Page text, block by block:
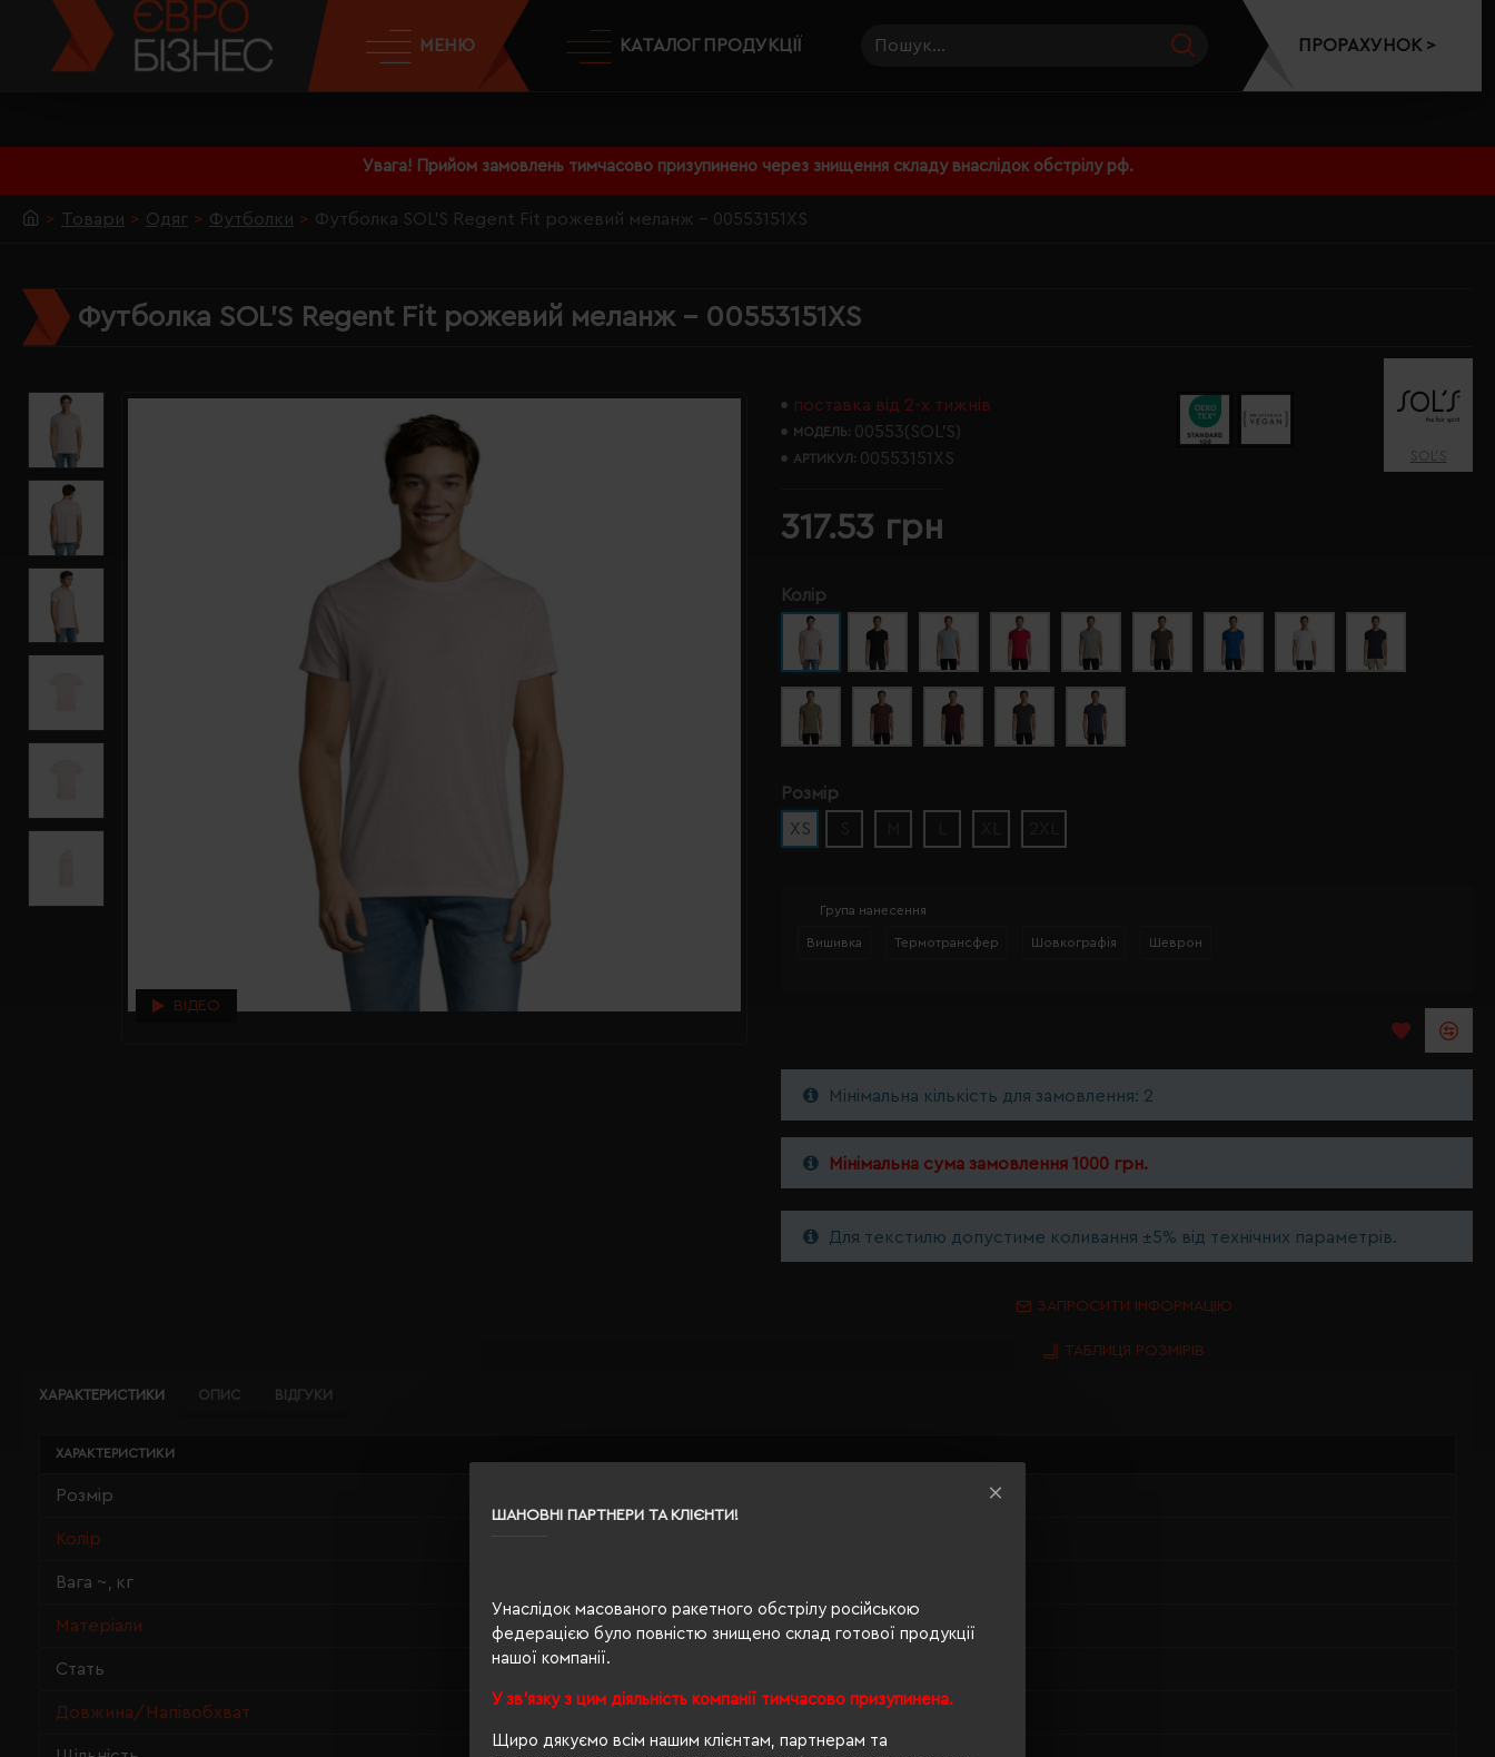
ШАНОВНІ ПАРТНЕРИ ТА КЛІЄНТИ!
Унаслідок масованого ракетного обстрілу російською
федерацією було повністю знищено склад готової продукції
нашої компанії.
У зв'язку з цим діяльність компанії тимчасово призупинена.
Щиро дякуємо всім нашим клієнтам, партнерам та
Увага! Прийом замовлень тимчасово призупинено через знищення складу внаслідок обстрілу рф.
МЕНЮ КАТАЛОГ ПРОДУКЦІЇ ПРОРАХУНОК >
Товари Одяг Футболки Футболка SOL'S Regent Fit рожевий меланж - 00553151XS
Футболка SOL'S Regent Fit рожевий меланж - 00553151XS
ВІДЕО
поставка від 2-х тижнів
МОДЕЛЬ: 00553(SOL’S)
АРТИКУЛ: 00553151XS SOL’S
317.53 грн
Колір
Розмір
XS
Група нанесення
Вишивка Термотрансфер Шовкографія Шеврон
Мінімальна кількість для замовлення: 2
Мінімальна сума замовлення 1000 грн.
Для текстилю допустиме коливання ±5% від технічних параметрів.
ЗАПРОСИТИ ІНФОРМАЦІЮ
ТАБЛИЦЯ РОЗМІРІВ
ХАРАКТЕРИСТИКИ ОПИС ВІДГУКИ
ХАРАКТЕРИСТИКИ
Розмір
Колір
Вага ~, кг
Матеріали 60% бавовна, 40% поліестер
Стать чоловіча
Довжина/Напівобхват 66/45